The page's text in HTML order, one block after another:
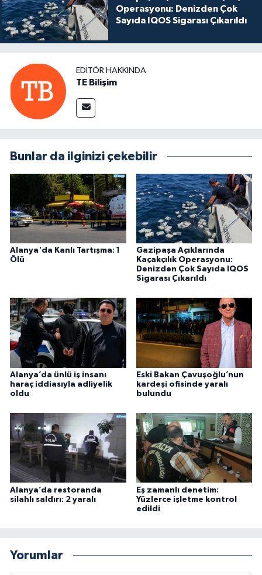
Operasyonu: Denizden Çok
Sayıda IQOS Sigarası Çıkarıldı
EDITÖR HAKKINDA
TE Bilişim
Bunlar da ilginizi çekebilir
Alanya'da Kanlı Tartışma: 1
Ölü
Gazipaşa Açıklarında
Kaçakçılık Operasyonu:
Denizden Çok Sayıda IQOS
Sigarası Çıkarıldı
Alanya’da ünlü iş insanı
haraç iddiasıyla adliyelik
oldu
Eski Bakan Çavuşoğlu’nun
kardeşi ofisinde yaralı
bulundu
Alanya’da restoranda
silahlı saldırı: 2 yaralı
Eş zamanlı denetim:
Yüzlerce işletme kontrol
edildi
Yorumlar